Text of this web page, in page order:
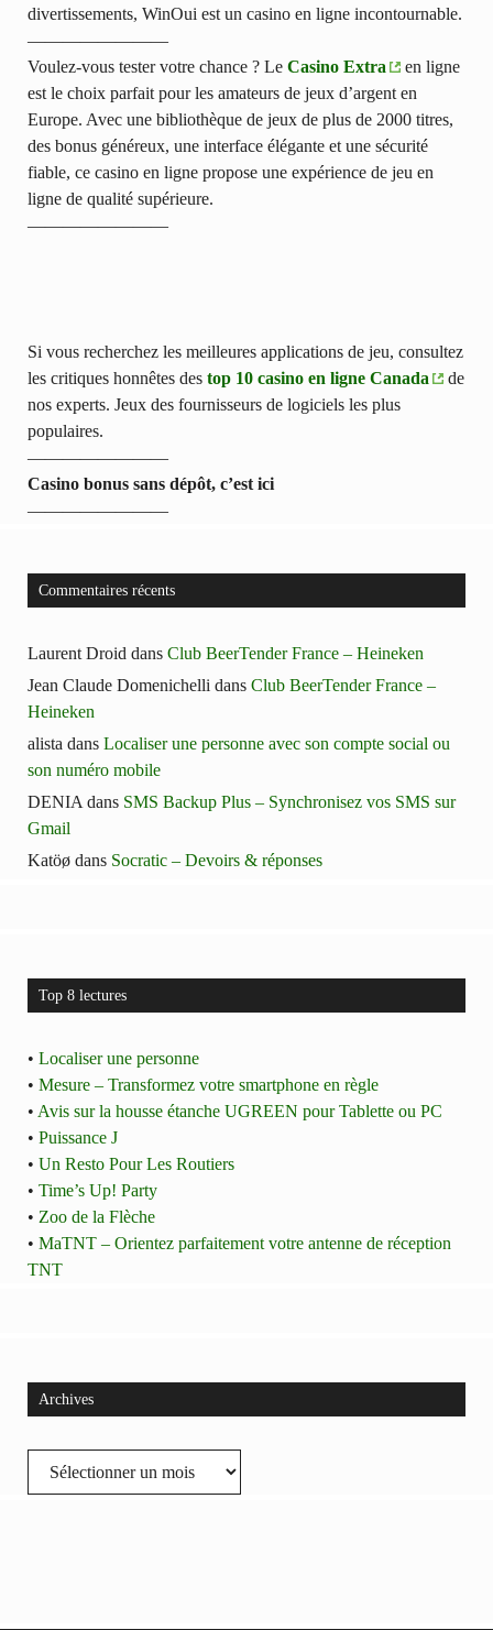
divertissements, WinOui est un casino en ligne incontournable.
————————
Voulez-vous tester votre chance ? Le Casino Extra
en ligne
est le choix parfait pour les amateurs de jeux d’argent en
Europe. Avec une bibliothèque de jeux de plus de 2000 titres,
des bonus généreux, une interface élégante et une sécurité
fiable, ce casino en ligne propose une expérience de jeu en
ligne de qualité supérieure.
————————
Si vous recherchez les meilleures applications de jeu, consultez
les critiques honnêtes des top 10 casino en ligne Canada
de
nos experts. Jeux des fournisseurs de logiciels les plus
populaires.
————————
Casino bonus sans dépôt, c’est ici
————————
Commentaires récents
Laurent Droid dans Club BeerTender France – Heineken
Jean Claude Domenichelli dans Club BeerTender France –
Heineken
alista dans Localiser une personne avec son compte social ou
son numéro mobile
DENIA dans SMS Backup Plus – Synchronisez vos SMS sur
Gmail
Katöø dans Socratic – Devoirs & réponses
Top 8 lectures
• Localiser une personne
• Mesure – Transformez votre smartphone en règle
• Avis sur la housse étanche UGREEN pour Tablette ou PC
• Puissance J
• Un Resto Pour Les Routiers
• Time’s Up! Party
• Zoo de la Flèche
• MaTNT – Orientez parfaitement votre antenne de réception
TNT
Archives
Archives